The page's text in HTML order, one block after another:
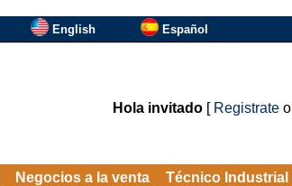
English Español
Hola invitado[ Registrateo
Negocios a la venta Técnico Industrial